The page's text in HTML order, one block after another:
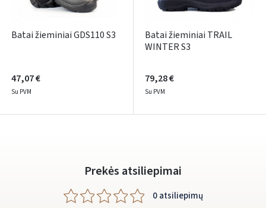
Batai žieminiai GDS110 S3
47,07 €
Su PVM
Batai žieminiai TRAIL
WINTER S3
79,28 €
Su PVM
Prekės atsiliepimai
0 atsiliepimų